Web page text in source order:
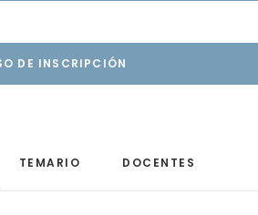
DE INSCRIPCIÓN
TEMARIO DOCENTES